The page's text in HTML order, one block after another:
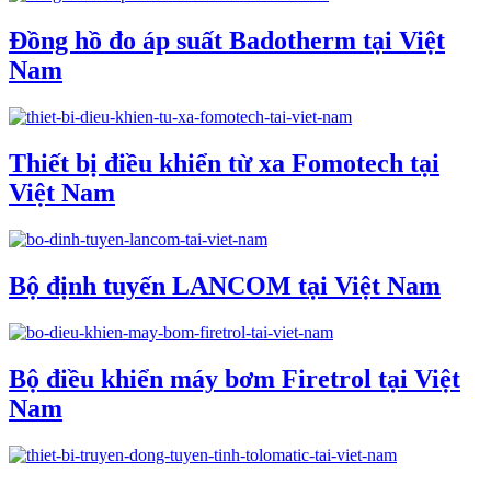
Đồng hồ đo áp suất Badotherm tại Việt
Nam
Thiết bị điều khiển từ xa Fomotech tại
Việt Nam
Bộ định tuyến LANCOM tại Việt Nam
Bộ điều khiển máy bơm Firetrol tại Việt
Nam